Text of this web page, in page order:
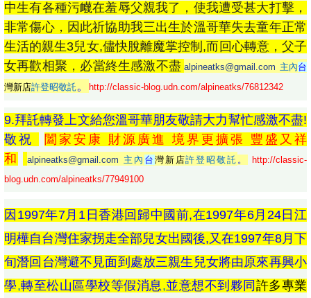
中生有各種污衊在羞辱父親我了，使我遭受甚大打擊，
非常傷心，因此祈協助我三出生於溫哥華失去童年正常
生活的親生3兒女,儘快脫離魔掌控制,而回心轉意，父子
女再歡相聚，必當終生感激不盡 alpineatks@gmail.com 主內台
灣新店許登昭敬託。 http://classic-blog.udn.com/alpineatks/76812342
9.拜託轉發上文給您溫哥華朋友敬請大力幫忙感激不盡!
敬祝
闔家安康 財源廣進 境界更擴張 豐盛又祥
和
alpineatks@gmail.com 主內 台 灣新店許登昭敬託 。
http://classic-
blog.udn.com/alpineatks/77949100
因1997年7月1日香港回歸中國前,在1997年6月24日江
明樺自台灣住家拐走全部兒女出國後,又在1997年8月下
旬潛回台灣避不見面到處放三親生兒女將由原來再興小
學,轉至松山區學校等假消息,並意想不到夥同 許多專業